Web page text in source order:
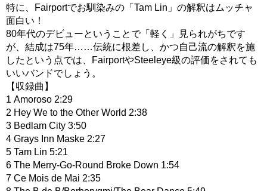
特に、Fairportでお馴染みの「Tam Lin」の解釈はムッチャ
面白い！
80年代のデビューということで「軽く」見られがちです
が、結成は75年……伝統に根差し、かつ自己流の解釈を施
したという点では、FairportやSteeleye級の評価をされても
いいバンドでしょう。
【収録曲】
1 Amoroso 2:29
2 Hey We to the Other World 2:38
3 Bedlam City 3:50
4 Grays Inn Maske 2:27
5 Tam Lin 5:21
6 The Merry-Go-Round Broke Down 1:54
7 Ce Mois de Mai 2:35